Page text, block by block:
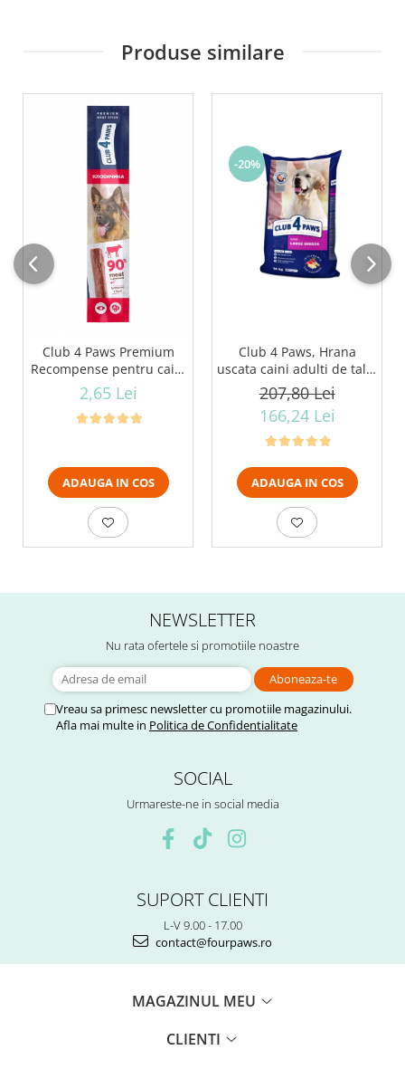
Produse similare
Club 4 Paws Premium
Recompense pentru caini
stick cu vita, 12g
2,65 Lei
ADAUGA IN COS
-20%
Club 4 Paws, Hrana
uscata caini adulti de talie
mare, pui, 14kg
207,80 Lei
166,24 Lei
ADAUGA IN COS
NEWSLETTER
Nu rata ofertele si promotiile noastre
Vreau sa primesc newsletter cu promotiile magazinului.
Afla mai multe in Politica de Confidentialitate
SOCIAL
Urmareste-ne in social media
SUPORT CLIENTI
L-V 9.00 - 17.00
contact@fourpaws.ro
MAGAZINUL MEU
CLIENTI